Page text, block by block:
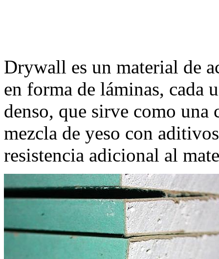
Drywall es un material de
en forma de láminas, cada
denso, que sirve como
mezcla de yeso con
resistencia adicional al